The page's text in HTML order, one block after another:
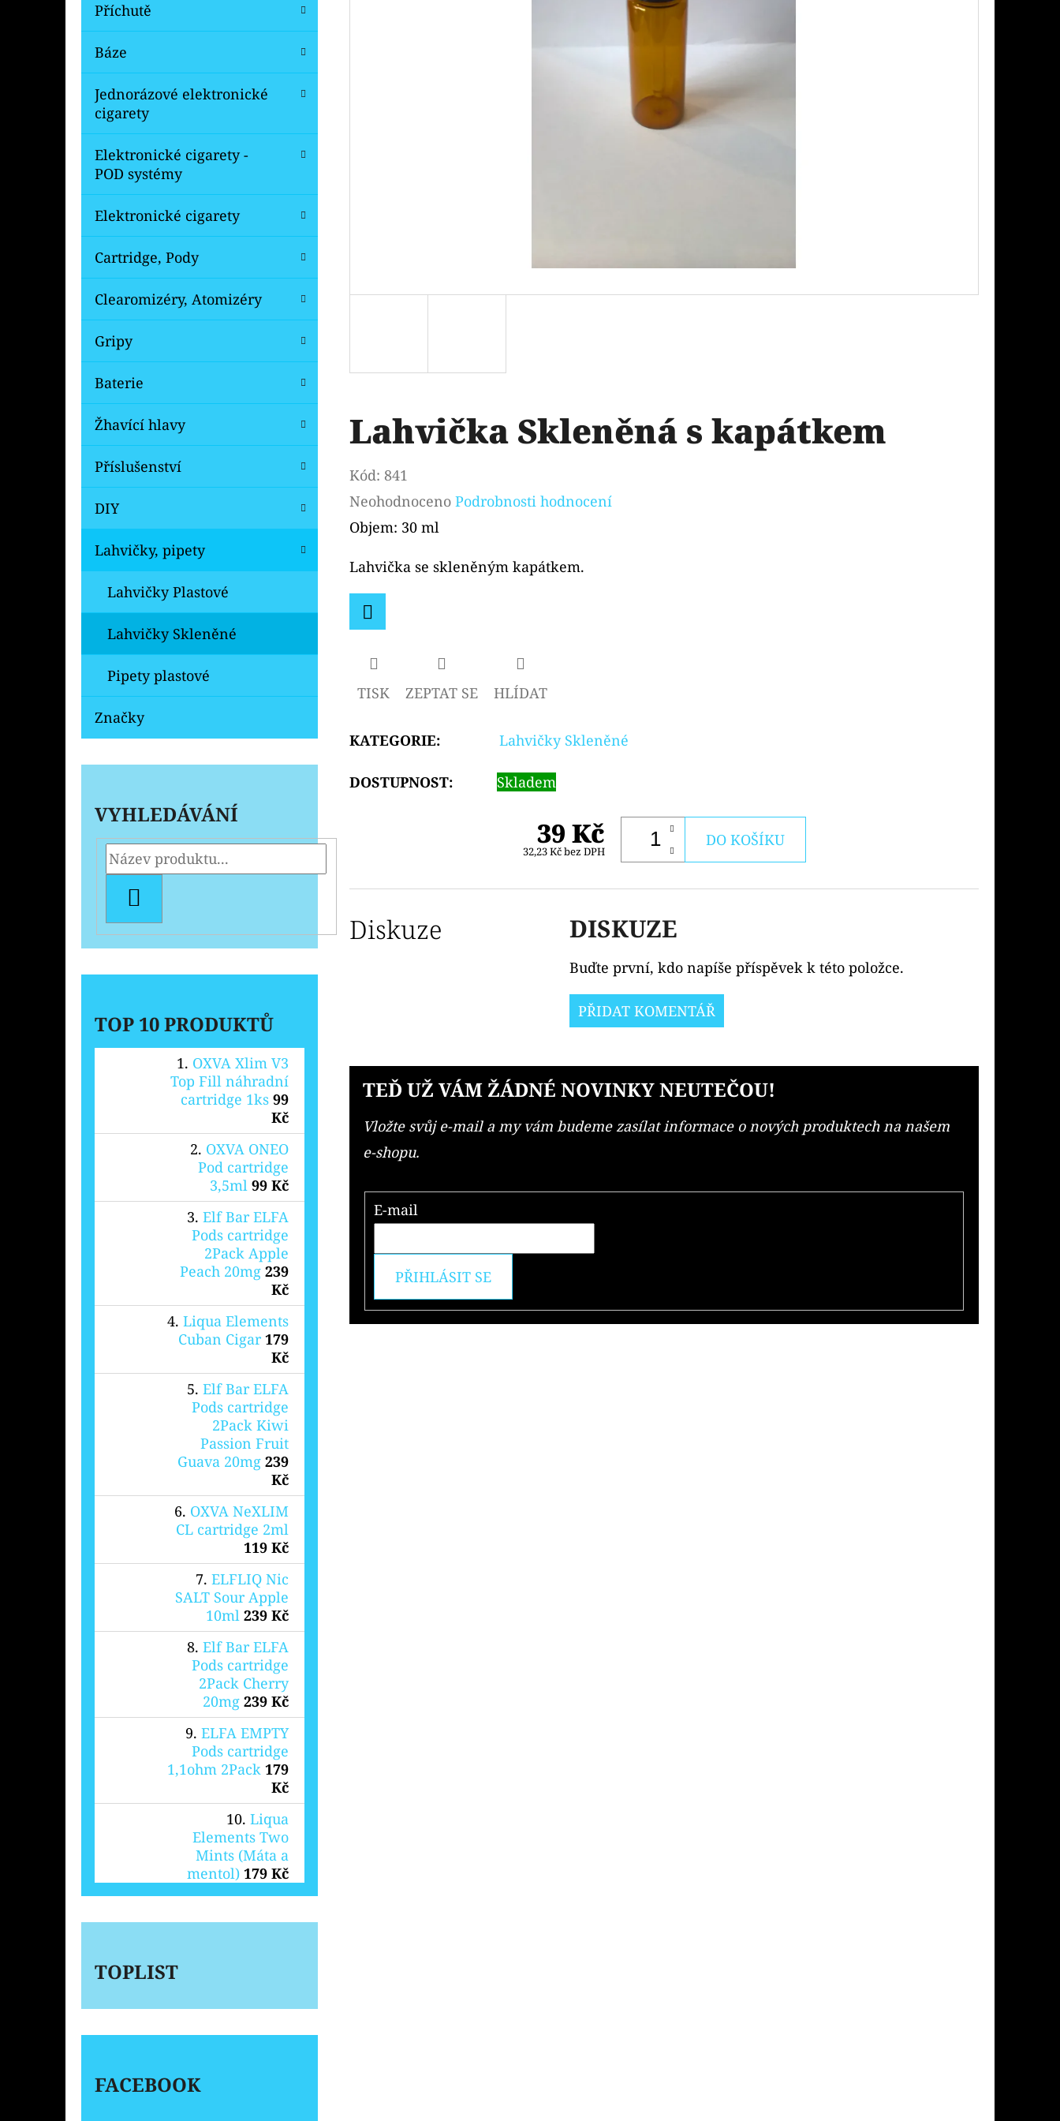
N
Příchutě
Báze
Jednorázové elektronické
cigarety
Elektronické cigarety -
POD systémy
Elektronické cigarety
Cartridge, Pody
Clearomizéry, Atomizéry
Gripy
Baterie
Žhavící hlavy
Příslušenství
DIY
Lahvičky, pipety
Lahvičky Plastové
Lahvičky Skleněné
Pipety plastové
Značky
VYHLEDÁVÁNÍ
TOP 10 PRODUKTŮ
OXVA Xlim V3
Top Fill náhradní
cartridge 1ks 99
Kč
OXVA ONEO
Pod cartridge
3,5ml 99 Kč
Elf Bar ELFA
Pods cartridge
2Pack Apple
Peach 20mg 239
Kč
Liqua Elements
Cuban Cigar 179
Kč
Elf Bar ELFA
Pods cartridge
2Pack Kiwi
Passion Fruit
Guava 20mg 239
Kč
OXVA NeXLIM
CL cartridge 2ml
119 Kč
ELFLIQ Nic
SALT Sour Apple
10ml 239 Kč
Elf Bar ELFA
Pods cartridge
2Pack Cherry
20mg 239 Kč
ELFA EMPTY
Pods cartridge
1,1ohm 2Pack 179
Kč
Liqua
Elements Two
Mints (Máta a
mentol) 179 Kč
TOPLIST
FACEBOOK
Lahvička Skleněná s kapátkem
Kód: 841
Průměrné
hodnocení
je
0,0
z
Neohodnoceno Podrobnosti hodnocení
Objem: 30 ml
Lahvička se skleněným kapátkem.
TISK ZEPTAT SE HLÍDAT
KATEGORIE: Lahvičky Skleněné
DOSTUPNOST: Skladem
39 Kč
32,23 Kč bez DPH
DO KOŠÍKU
Diskuze DISKUZE
Buďte první, kdo napíše příspěvek k této položce.
PŘIDAT KOMENTÁŘ
TEĎ UŽ VÁM ŽÁDNÉ NOVINKY NEUTEČOU!
Vložte svůj e-mail a my vám budeme zasílat informace o nových produktech na našem
e-shopu.
E-mail
PŘIHLÁSIT SE
OXVA XLIM V3 TOP FILL NÁHRADNÍ
99 Kč
Původně:109 Kč
ELF BAR ELFA PODS CARTRIDGE
2PACK APPLE PEACH 20MG
239 Kč